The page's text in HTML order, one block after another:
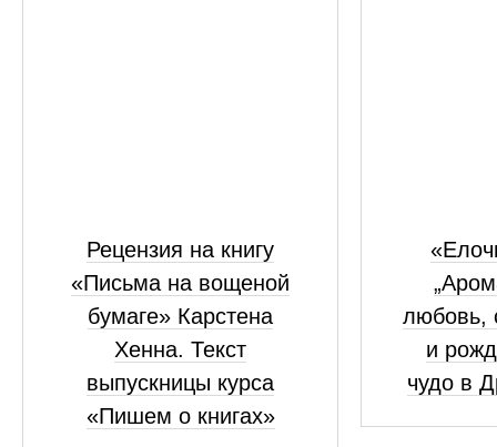
Рецензия на книгу
«Письма на вощеной
бумаге» Карстена
Хенна. Текст
выпускницы курса
«Пишем о книгах»
любовь,
и
чудо в